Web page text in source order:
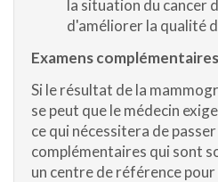
la situation du cancer
d'améliorer la qualité
Examens complémentaires
Si le résultat de la
se peut que le médecin
ce qui nécessitera de
complémentaires qui sont
un centre de référence